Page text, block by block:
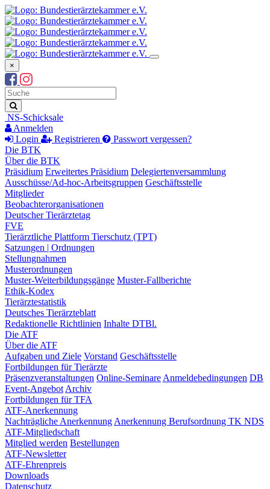
×
Suchbegriff
Suche
NS-Schicksale
Anmelden
Login
Registrieren
Passwort vergessen?
Die BTK
Über die BTK
Präsidium Erweitertes Präsidium Delegiertenversammlung
Ausschüsse/Ad-hoc-Arbeitsgruppen Geschäftsstelle
Mitglieder
Beobachterorganisationen
Deutscher Tierärztetag
FVE
Tierärztliche Plattform Tierschutz (TPT)
Satzungen | Ordnungen
Stellungnahmen
Musterordnungen
Muster-Weiterbildungsgänge Muster-Fallberichte
Ethik-Kodex
Tierärztestatistik
Deutsches Tierärzteblatt
Redaktionelle Richtlinien Inhalte DTBl.
Die ATF
Über die ATF
Aufgaben und Ziele Vorstand Geschäftsstelle
Fortbildungen für Tierärzte
Präsenzveranstaltungen Online-Seminare Anmeldebedingungen DB
Event-Angebot Archiv
Fortbildungen für TFA
ATF-Anerkennung
Nachträgliche Anerkennung Anerkennung Berufsordnung TK NDS
ATF-Mitgliedschaft
Mitglied werden Bestellungen
ATF-Newsletter
ATF-Ehrenpreis
Downloads
Datenschutz